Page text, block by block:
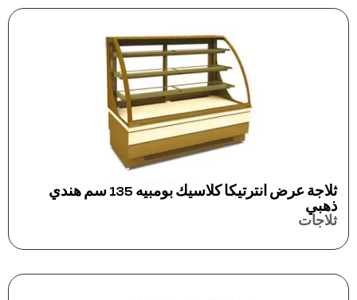
ثلاجة عرض انترتيكا كلاسيك بومبيه 135 سم هندي
ذهبي
ثلاجات